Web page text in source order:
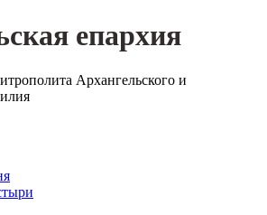
епархия
Архангельского и